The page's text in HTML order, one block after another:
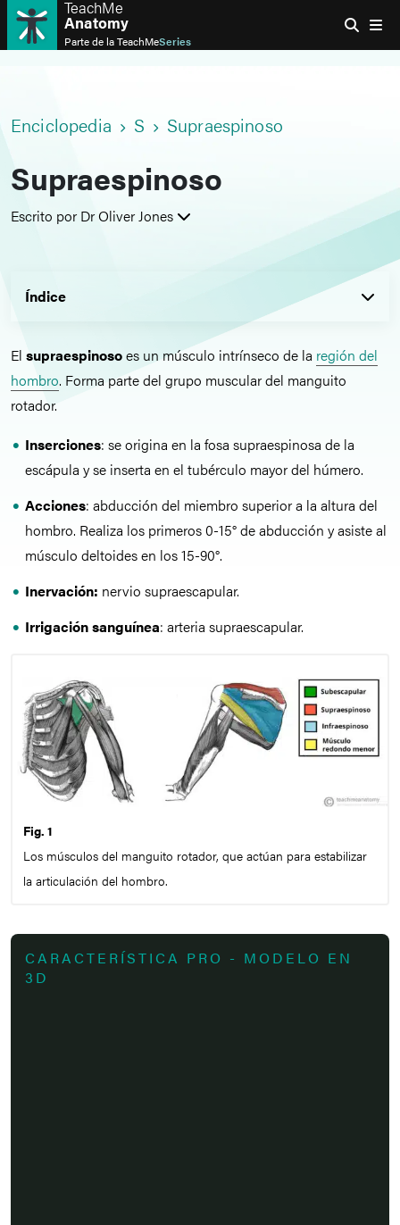
TeachMe
Anatomy
Parte de laTeachMeSeries
Enciclopedia S Supraespinoso
Supraespinoso
Escrito por Dr Oliver Jones
Índice
El supraespinosoes un músculo intrínseco de la región del
hombro. Forma parte del grupo muscular del manguito
rotador.
Inserciones: se origina en la fosa supraespinosa de la
escápula y se inserta en el tubérculo mayor del húmero.
Acciones: abducción del miembro superior a la altura del
hombro. Realiza los primeros 0-15°de abducción y asiste al
músculo deltoides en los 15-90°.
Inervación: nervio supraescapular.
Irrigación sanguínea: arteria supraescapular.
Fig. 1
Los músculos del manguito rotador, que actúan para estabilizar
la articulación del hombro.
CARACTERÍSTICA PRO - MODELO EN
3D